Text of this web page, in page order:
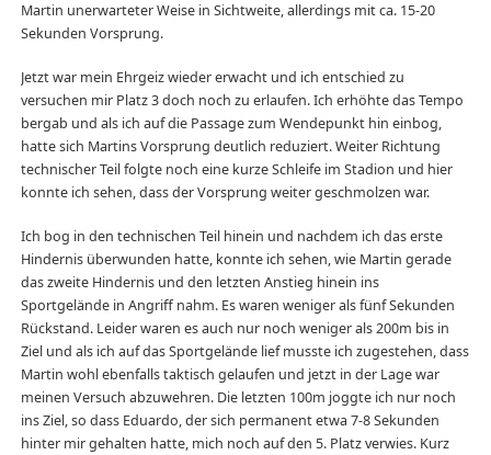
Martin unerwarteter Weise in Sichtweite, allerdings mit ca. 15-20
Sekunden Vorsprung.
Jetzt war mein Ehrgeiz wieder erwacht und ich entschied zu
versuchen mir Platz 3 doch noch zu erlaufen. Ich erhöhte das Tempo
bergab und als ich auf die Passage zum Wendepunkt hin einbog,
hatte sich Martins Vorsprung deutlich reduziert. Weiter Richtung
technischer Teil folgte noch eine kurze Schleife im Stadion und hier
konnte ich sehen, dass der Vorsprung weiter geschmolzen war.
Ich bog in den technischen Teil hinein und nachdem ich das erste
Hindernis überwunden hatte, konnte ich sehen, wie Martin gerade
das zweite Hindernis und den letzten Anstieg hinein ins
Sportgelände in Angriff nahm. Es waren weniger als fünf Sekunden
Rückstand. Leider waren es auch nur noch weniger als 200m bis in
Ziel und als ich auf das Sportgelände lief musste ich zugestehen, dass
Martin wohl ebenfalls taktisch gelaufen und jetzt in der Lage war
meinen Versuch abzuwehren. Die letzten 100m joggte ich nur noch
ins Ziel, so dass Eduardo, der sich permanent etwa 7-8 Sekunden
hinter mir gehalten hatte, mich noch auf den 5. Platz verwies. Kurz